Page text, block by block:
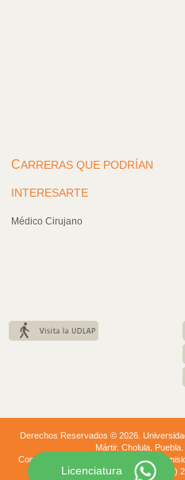
CARRERAS QUE PODRÍAN
INTERESARTE
Médico Cirujano
Derechos Reservados © 2026.
Mártir. Cholula,
Conmutador: +52 (222) 229 20 00. |
+52 (222)
Licenciatura